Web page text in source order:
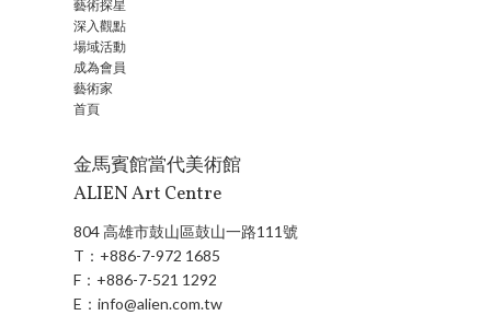
藝術探星
深入觀點
場域活動
成為會員
藝術家
首頁
金馬賓館當代美術館
ALIEN Art Centre
804 高雄市鼓山區鼓山一路111號
T： +886-7-972 1685
F： +886-7-521 1292
E：info@alien.com.tw